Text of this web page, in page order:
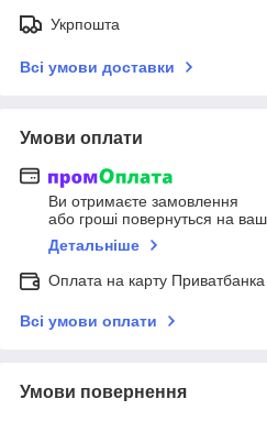
Укрпошта
Всі умови доставки
Умови оплати
Ви отримаєте замовлення
або гроші повернуться на
Детальніше
Оплата на карту Приватбанка
Всі умови оплати
Умови повернення